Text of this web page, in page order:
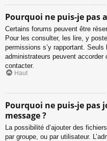
Pourquoi ne puis-je pas
Certains forums peuvent être
Pour les consulter, les lire, y
permissions s’y rapportant.
administrateurs peuvent
contacter.
Haut
Pourquoi ne puis-je pas
message ?
La possibilité d’ajouter des
par groupe, ou par utilisateur.